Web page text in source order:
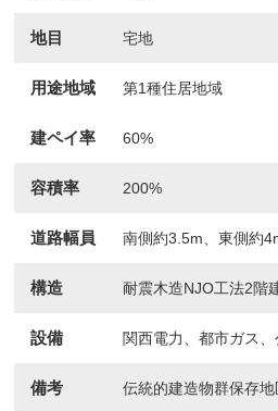
地目 宅地
用途地域 第1種住居地域
建ペイ率 60%
容積率 200%
道路幅員 南側約3.5m、東側約
構造 耐震木造NJO工法2階
設備 関西電力、都市ガス
備考 伝統的建造物群保存地